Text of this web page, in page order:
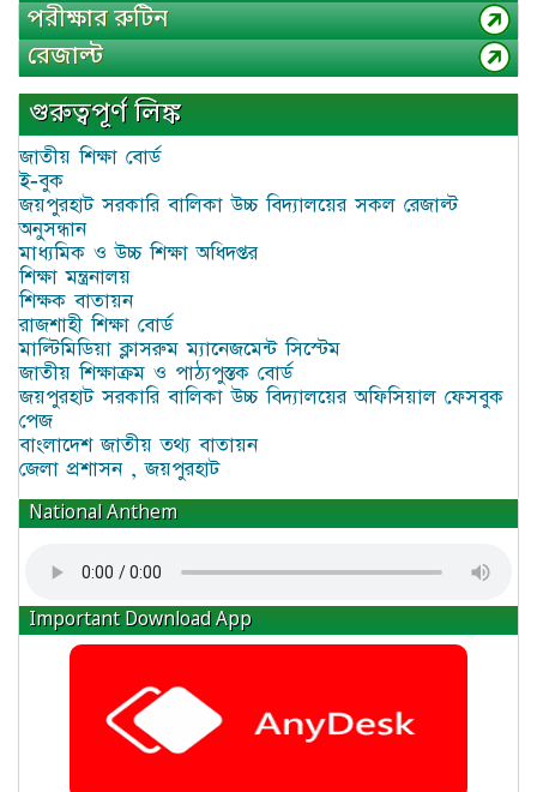
পরীক্ষার রুটিন
রেজাল্ট
গুরুত্বপূর্ণ লিঙ্ক
জাতীয় শিক্ষা বোর্ড
ই-বুক
জয়পুরহাট সরকারি বালিকা উচ্চ বিদ্যালয়ের সকল রেজাল্ট
অনুসন্ধান
মাধ্যমিক ও উচ্চ শিক্ষা অধিদপ্তর
শিক্ষা মন্ত্রনালয়
শিক্ষক বাতায়ন
রাজশাহী শিক্ষা বোর্ড
মাল্টিমিডিয়া ক্লাসরুম ম্যানেজমেন্ট সিস্টেম
জাতীয় শিক্ষাক্রম ও পাঠ্যপুস্তক বোর্ড
জয়পুরহাট সরকারি বালিকা উচ্চ বিদ্যালয়ের অফিসিয়াল ফেসবুক
পেজ
বাংলাদেশ জাতীয় তথ্য বাতায়ন
জেলা প্রশাসন , জয়পুরহাট
National Anthem
Important Download App